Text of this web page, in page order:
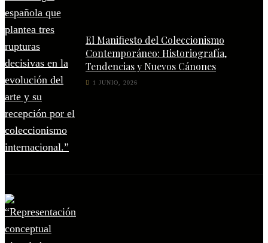
El Manifiesto del Coleccionismo
Contemporáneo: Historiografía,
Tendencias y Nuevos Cánones
1 JUNIO, 2026